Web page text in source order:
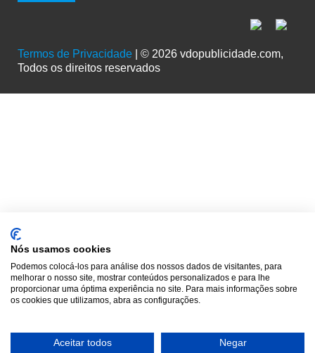
Termos de Privacidade | © 2026 vdopublicidade.com,
Todos os direitos reservados
Nós usamos cookies
Podemos colocá-los para análise dos nossos dados de visitantes, para
melhorar o nosso site, mostrar conteúdos personalizados e para lhe
proporcionar uma óptima experiência no site. Para mais informações sobre
os cookies que utilizamos, abra as configurações.
Aceitar todos Negar